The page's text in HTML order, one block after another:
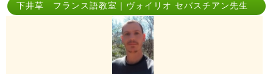
下井草 フランス語教室｜ヴォイリオ セバスチアン先生